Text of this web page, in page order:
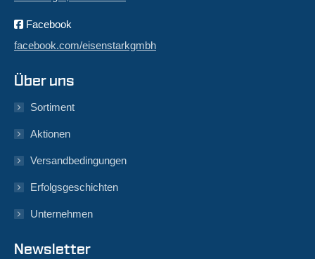
Facebook
facebook.com/eisenstarkgmbh
Über uns
Sortiment
Aktionen
Versandbedingungen
Erfolgsgeschichten
Unternehmen
Newsletter